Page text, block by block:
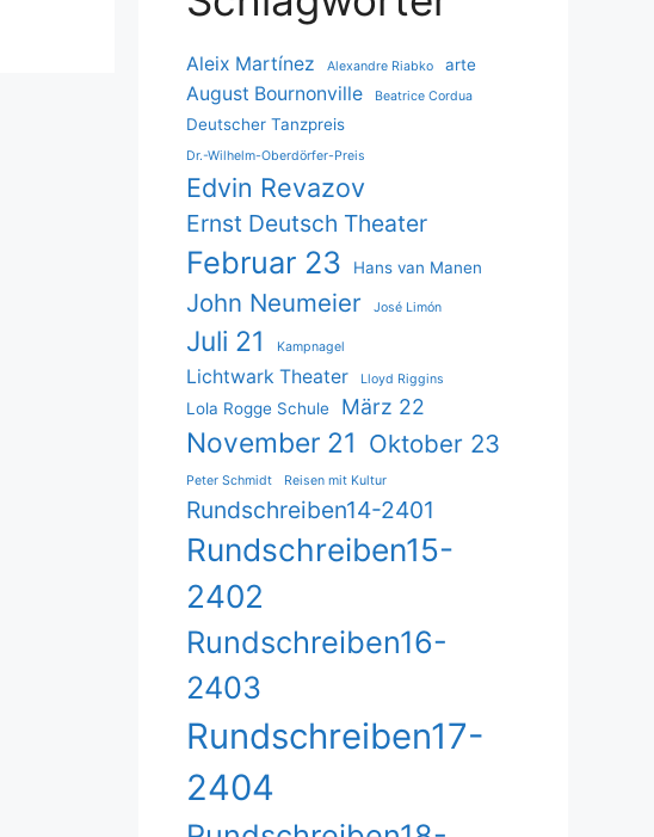
Aleix Martínez Alexandre Riabko arte
August Bournonville Beatrice Cordua
Deutscher Tanzpreis
Dr.-Wilhelm-Oberdörfer-Preis
Edvin Revazov
Ernst Deutsch Theater
Februar 23 Hans van Manen
John Neumeier José Limón
Juli 21 Kampnagel
Lichtwark Theater Lloyd Riggins
Lola Rogge Schule März 22
November 21 Oktober 23
Peter Schmidt Reisen mit Kultur
Rundschreiben14-2401
Rundschreiben15-
2402
Rundschreiben16-
2403
Rundschreiben17-
2404